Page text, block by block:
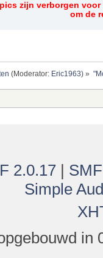
zijn verborgen
om de
(Moderator: Eric1963) »
2.0.17 |
Simple
in